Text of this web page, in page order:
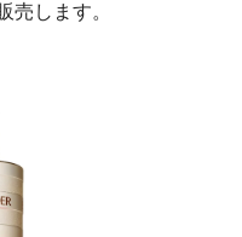
売します。